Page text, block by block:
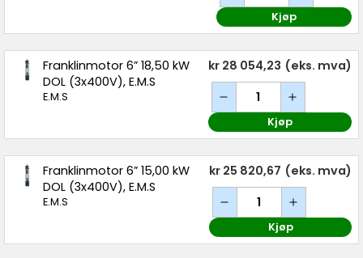
Kjøp
Franklinmotor 6” 18,50 kW
DOL (3x400V), E.M.S
E.M.S
kr 28 054,23 (eks. mva)
Kjøp
Franklinmotor 6” 15,00 kW
DOL (3x400V), E.M.S
E.M.S
kr 25 820,67 (eks. mva)
Kjøp